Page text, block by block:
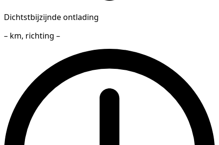
Dichtstbijzijnde ontlading
– km, richting –